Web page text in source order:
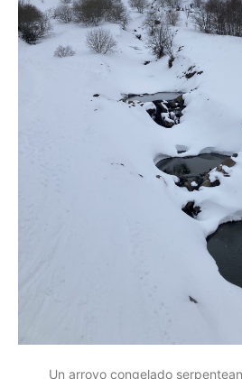
Un arroyo congelado